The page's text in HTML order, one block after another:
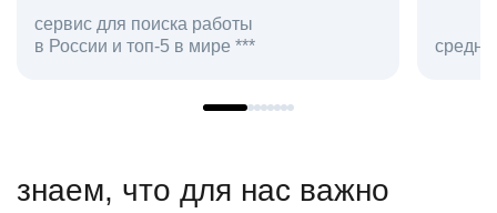
работы
5 в мире ***
средняя оценка hh.ru
знаем, что для нас важно